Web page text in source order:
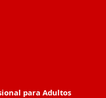
para Adultos